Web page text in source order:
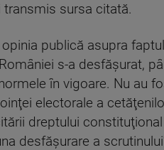
transmis sursa citată.
opinia publică asupra
s-a desfăşurat,
în vigoare. Nu au
electorale a
dreptului
desfăşurare a